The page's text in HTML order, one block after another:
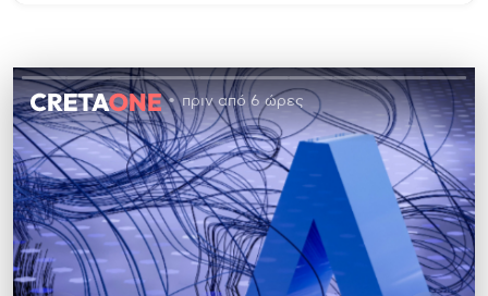
πριν από 6 ώρες